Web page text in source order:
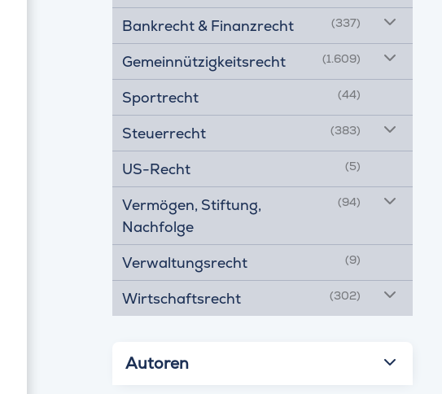
Bankrecht & Finanzrecht (337)
Gemeinnützigkeitsrecht (1.609)
Sportrecht (44)
Steuerrecht (383)
US-Recht (5)
Vermögen, Stiftung,
Nachfolge
(94)
Verwaltungsrecht (9)
Wirtschaftsrecht (302)
Autoren